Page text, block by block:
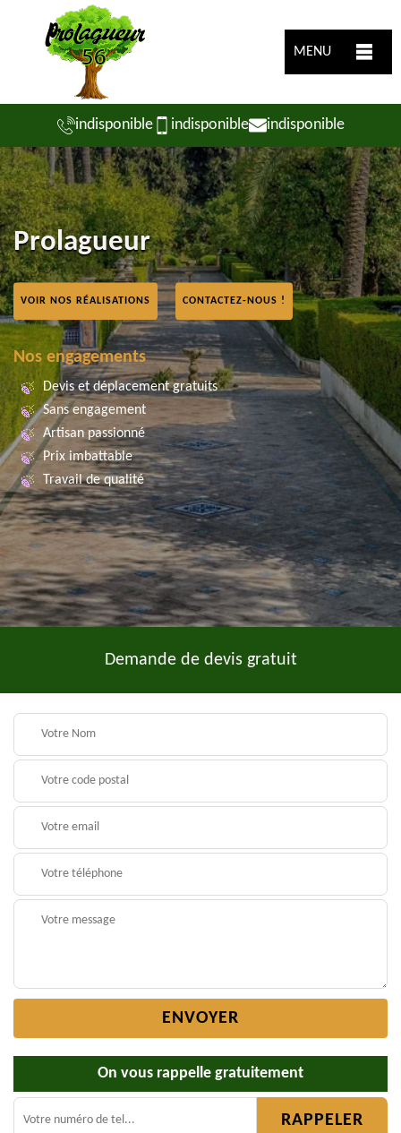
MENU
indisponible indisponible indisponible
Prolagueur
VOIR NOS RÉALISATIONS CONTACTEZ-NOUS !
Nos engagements
Devis et déplacement gratuits
Sans engagement
Artisan passionné
Prix imbattable
Travail de qualité
Demande de devis gratuit
On vous rappelle gratuitement